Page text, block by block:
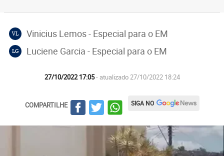
VL Vinicius Lemos - Especial para o EM
LG Luciene Garcia - Especial para o EM
27/10/2022 17:05- atualizado 27/10/2022 18:24
COMPARTILHE SIGA NO